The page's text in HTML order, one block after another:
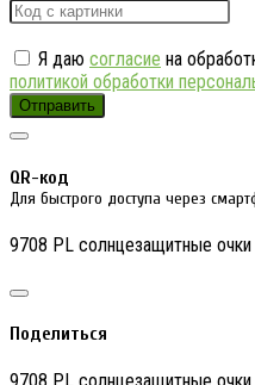
Я даю согласие на
политикой обработки
Отправить
QR-код
Для быстрого доступа через
9708 PL солнцезащитные
Поделиться